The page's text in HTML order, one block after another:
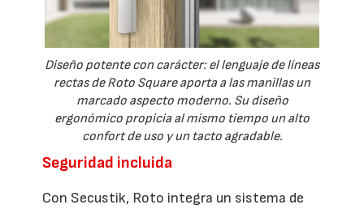
Diseño potente con carácter: el lenguaje de líneas
rectas de Roto Square aporta a las manillas un
marcado aspecto moderno. Su diseño
ergonómico propicia al mismo tiempo un alto
confort de uso y un tacto agradable.
Seguridad incluida
Con Secustik, Roto integra un sistema de